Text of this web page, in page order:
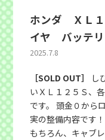
ホンダ ＸＬ
イヤ バッテ
2025.7.8
［SOLD OUT］
し
いＸＬ１２５Ｓ、
です。 頭金０から
実の整備内容です
もちろん、キャブ